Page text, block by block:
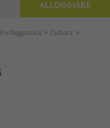
ALLOGGIARE
villeggiatura > Cultura >